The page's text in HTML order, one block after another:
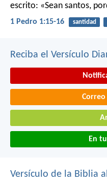
escrito: «Sean santos,
1 Pedro 1:15-16 santidad
Reciba el Versículo
En
Versículo de la Biblia